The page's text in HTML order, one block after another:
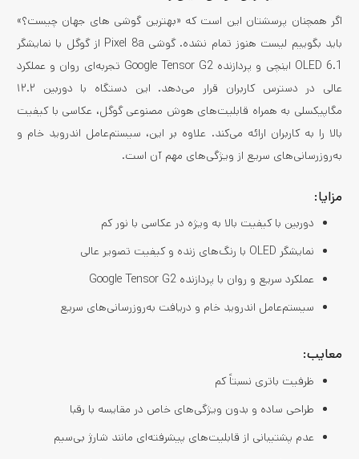
اگر همچنان پرسشتان این است که «بهترین گوشی های جهان چیست؟»
باید بگوییم لیست هنوز تمام نشده. گوشی Pixel 8a از گوگل با نمایشگر
OLED 6.1 اینچی و پردازنده Google Tensor G2 تجربه‌ای روان و عملکرد
عالی در دسترس کاربران قرار می‌دهد. این دستگاه با دوربین ۱۲.۲
مگاپیکسلی به همراه قابلیت‌های هوش مصنوعی گوگل، عکاسی با کیفیت
بالا را به کاربران ارائه می‌کند. علاوه بر این، سیستم‌عامل اندروید خام و
به‌روزرسانی‌های سریع از ویژگی‌های مهم آن است.
مزایا:
دوربین با کیفیت بالا به ویژه در عکاسی با نور کم
نمایشگر OLED با رنگ‌های زنده و کیفیت تصویر عالی
عملکرد سریع و روان با پردازنده Google Tensor G2
سیستم‌عامل اندروید خام و دریافت به‌روزرسانی‌های سریع
معایب:
ظرفیت باتری نسبتاً کم
طراحی ساده و بدون ویژگی‌های خاص در مقایسه با رقبا
عدم پشتیبانی از قابلیت‌های پیشرفته‌ای مانند شارژ بی‌سیم